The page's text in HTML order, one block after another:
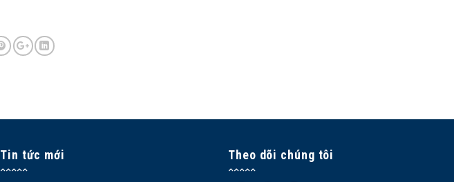
Tin tức mới Theo dõi chúng tôi